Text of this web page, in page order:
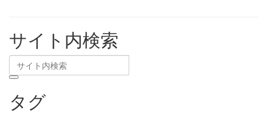
サイト内検索
タグ